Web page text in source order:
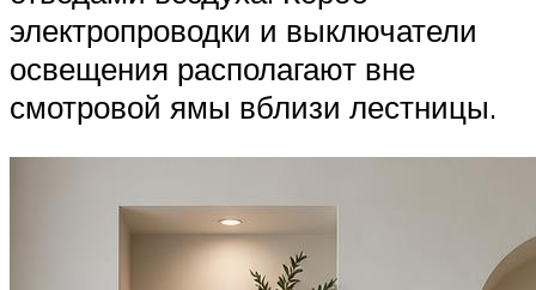
электропроводки и выключатели
освещения располагают вне
смотровой ямы вблизи лестницы.